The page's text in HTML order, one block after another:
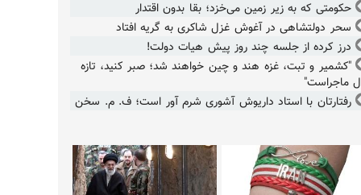
حکومتی که به زیر زمین می‌خزد؛ بقا بدون اقتدار
سحر دولتشاهی در آغوش غزل شاکری به گریه افتاد
درز کرده از جلسه چند روز پیش هیات دولت!
"کشمیر و تبت، غزه هند و چین خواهند شد؛ صبر کنید، تازه
ماجراست"
رفتارتان با استاد داریوش آشوری شرم آور است؛ ف. م. سخن